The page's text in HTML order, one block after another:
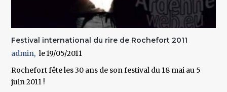
Festival international du rire de Rochefort 2011
admin
19/05/2011
Rochefort fête les 30 ans de son festival du 18 mai au 5
juin 2011 !